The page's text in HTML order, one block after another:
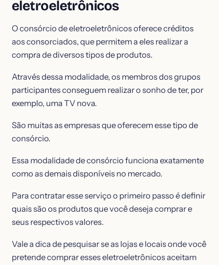
eletroeletrônicos
O consórcio de eletroeletrônicos oferece créditos
aos consorciados, que permitem a eles realizar a
compra de diversos tipos de produtos.
Através dessa modalidade, os membros dos grupos
participantes conseguem realizar o sonho de ter, por
exemplo, uma TV nova.
São muitas as empresas que oferecem esse tipo de
consórcio.
Essa modalidade de consórcio funciona exatamente
como as demais disponíveis no mercado.
Para contratar esse serviço o primeiro passo é definir
quais são os produtos que você deseja comprar e
seus respectivos valores.
Vale a dica de pesquisar se as lojas e locais onde você
pretende comprar esses eletroeletrônicos aceitam